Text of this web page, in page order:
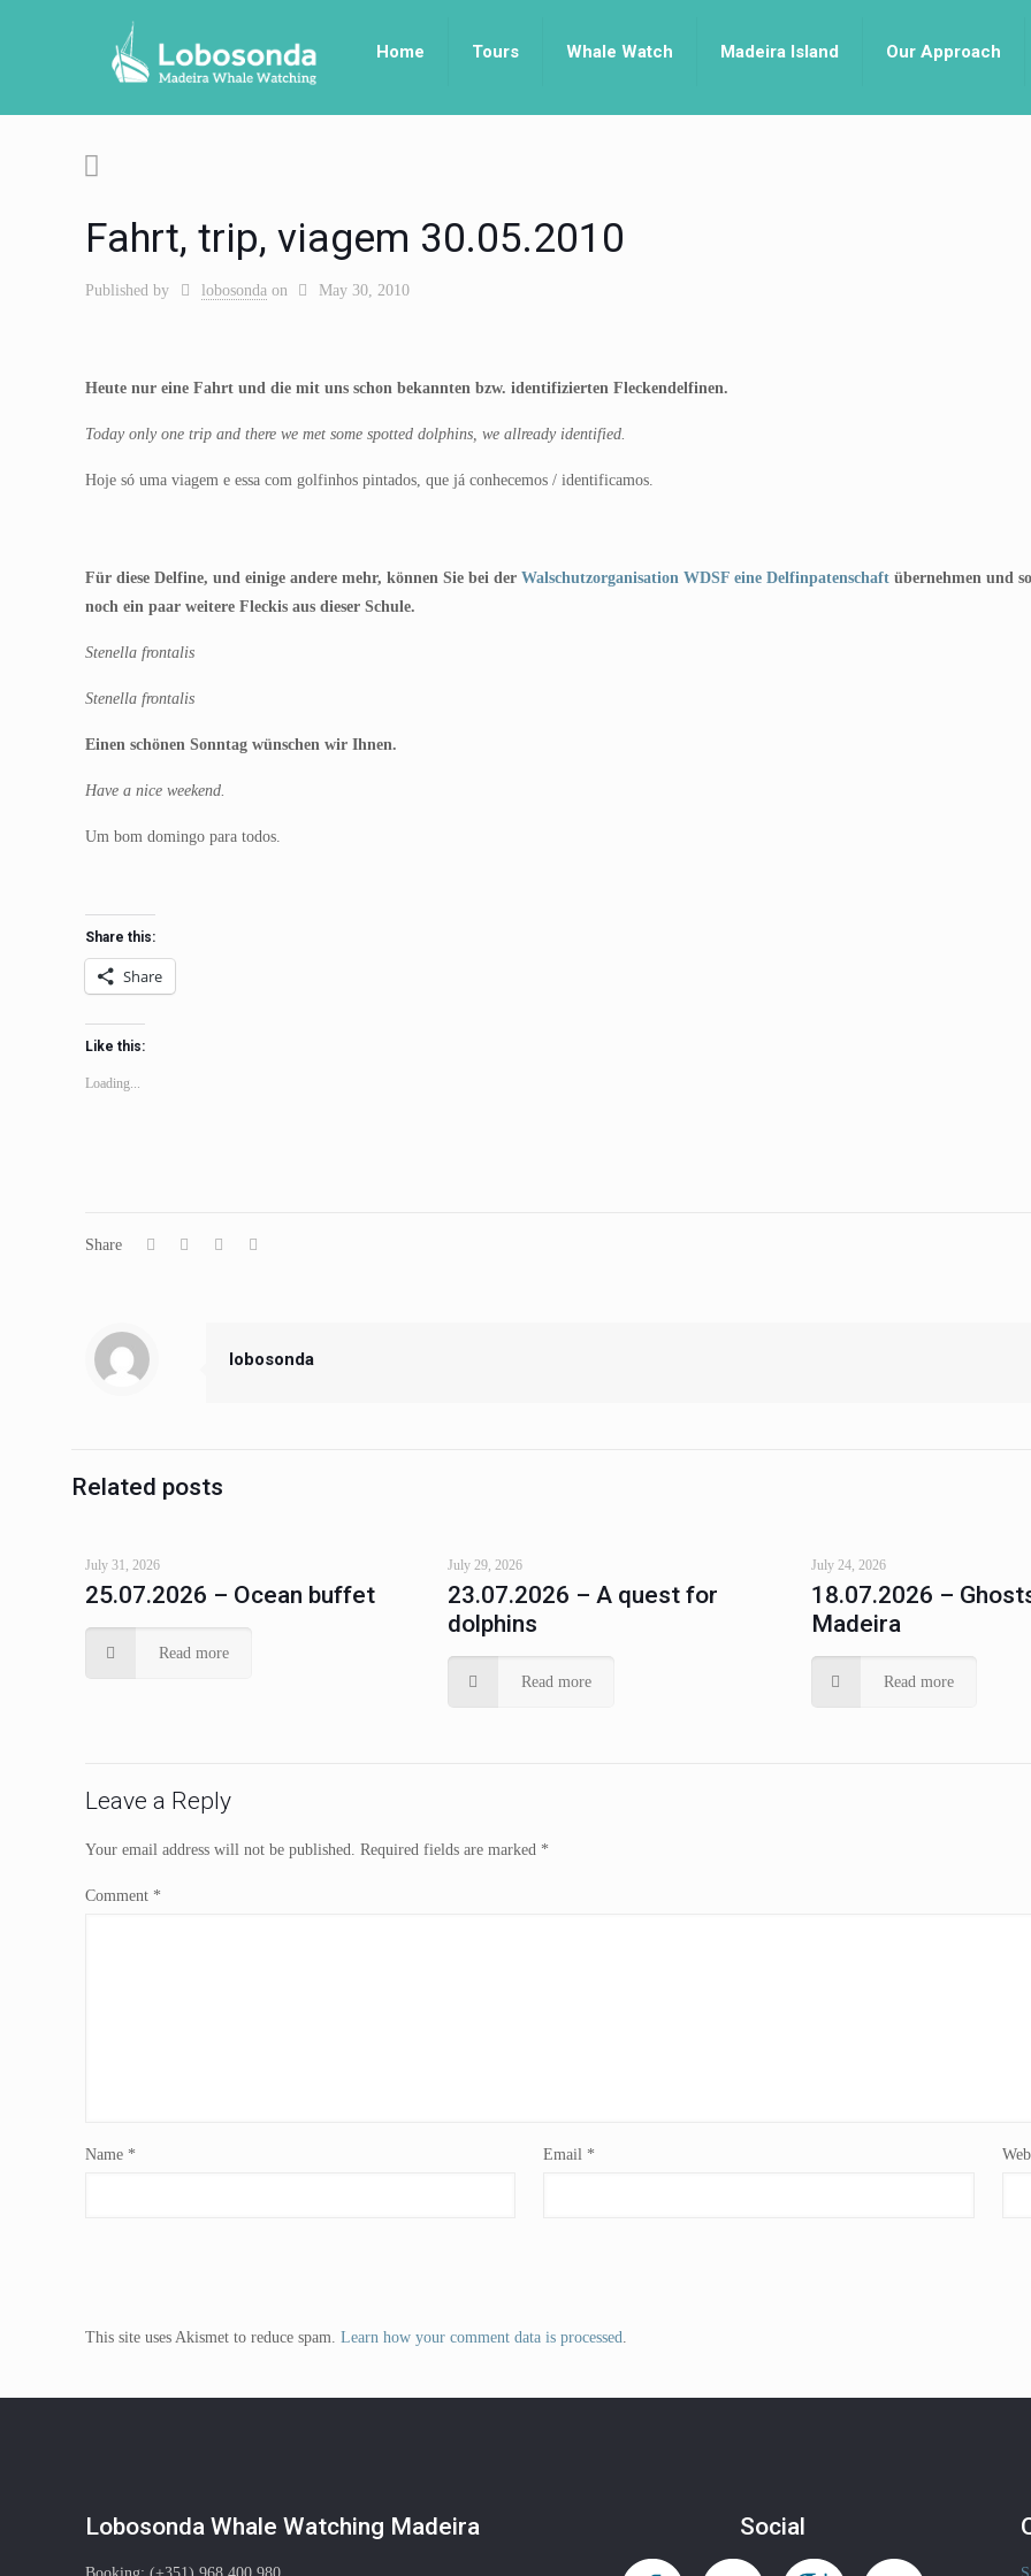
Home Tours Whale Watch Madeira Island Our Approach
Fahrt, trip, viagem 30.05.2010
Published by lobosonda on May 30, 2010
Heute nur eine Fahrt und die mit uns schon bekannten bzw. identifizierten Fleckendelfinen.
Today only one trip and there we met some spotted dolphins, we allready identified.
Hoje só uma viagem e essa com golfinhos pintados, que já conhecemos / identificamos.
Für diese Delfine, und einige andere mehr, können Sie bei derWalschutzorganisation WDSF eine Delfinpatenschaft übernehmen und
noch ein paar weitere Fleckis aus dieser Schule.
Stenella frontalis
Stenella frontalis
Einen schönen Sonntag wünschen wir Ihnen.
Have a nice weekend.
Um bom domingo para todos.
Share this:
Share
Like this:
Loading...
Share
lobosonda
Related posts
July 31, 2026
25.07.2026 – Ocean buffet
Read more
July 29, 2026
23.07.2026 – A quest for
dolphins
Read more
July 24, 2026
18.07.2026 –
Madeira
Read more
Leave a Reply
Your email address will not be published. Required fields are marked *
Comment *
Name * Email *
This site uses Akismet to reduce spam. Learn how your comment data is processed.
Lobosonda Whale Watching Madeira Social